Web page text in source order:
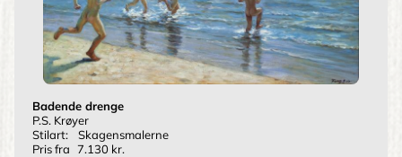
Badende drenge
P.S. Krøyer
Stilart:
Skagensmalerne
Pris fra 7.130 kr.